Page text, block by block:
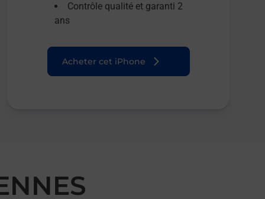
Contrôle qualité et garanti 2
ans
Acheter cet iPhone